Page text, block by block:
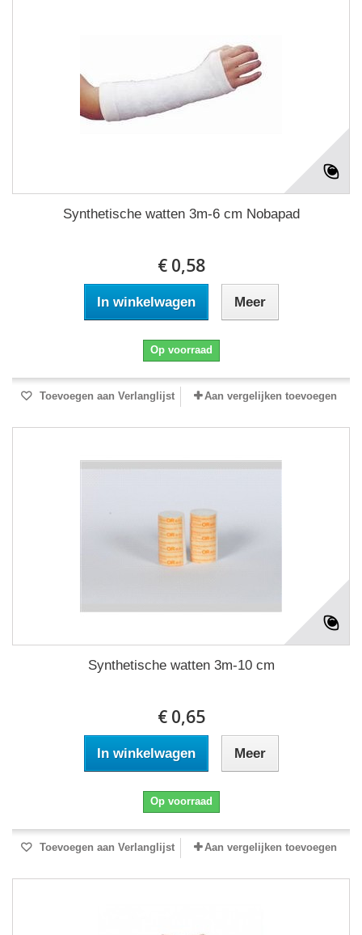
Synthetische watten 3m-6 cm Nobapad
€ 0,58
In winkelwagen Meer
Op voorraad
Toevoegen aan Verlanglijst Aan vergelijken toevoegen
Synthetische watten 3m-10 cm
€ 0,65
In winkelwagen Meer
Op voorraad
Toevoegen aan Verlanglijst Aan vergelijken toevoegen